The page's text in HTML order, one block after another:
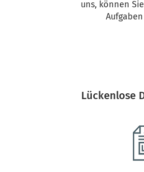
uns, können
Lückenlose